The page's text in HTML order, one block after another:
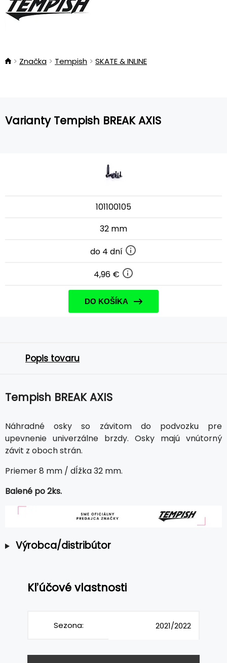
Značka Tempish SKATE & INLINE
Varianty Tempish BREAK AXIS
101100105
32 mm
do 4 dní
4,96 €
DO KOŠÍKA
Popis tovaru
Tempish BREAK AXIS
Náhradné osky so závitom do podvozku pre
upevnenie univerzálne brzdy. Osky majú vnútorný
závit z oboch strán.
Priemer 8 mm / dĺžka 32 mm.
Balené po 2ks.
Výrobca/distribútor
Kľúčové vlastnosti
Sezona: 2021/2022